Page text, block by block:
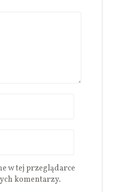
w tej przeglądarce
komentarzy.